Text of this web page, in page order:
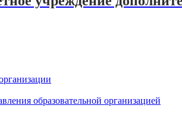
образовательной организацией